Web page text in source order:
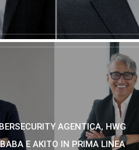
AGENTICA, HWG
E AKITO IN PRIMA LINEA